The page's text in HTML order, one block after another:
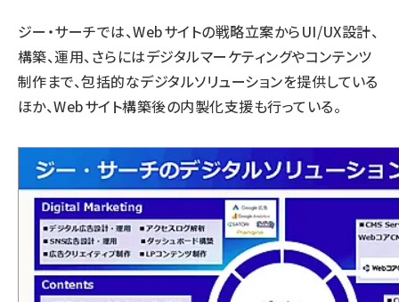
ジー・サーチでは、Webサイトの戦略立案からUI/UX設計、
構築、運用、さらにはデジタルマーケティングやコンテンツ
制作まで、包括的なデジタルソリューションを提供している
ほか、Webサイト構築後の内製化支援も行っている。